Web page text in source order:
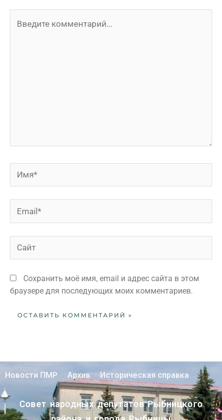
Сохранить моё имя, email и адрес сайта в этом
браузере для последующих моих комментариев.
Новости ПМР Архив Историческая справка
Совет народных депутатов Рыбницкого